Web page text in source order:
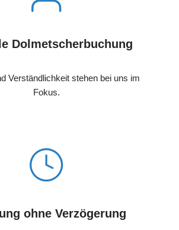
Dolmetscherbuchung
Verständlichkeit stehen bei uns im
Fokus.
ohne Verzögerung